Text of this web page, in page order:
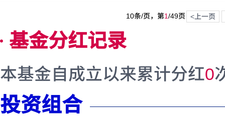
10条/页，第1/49页 <上一页
基金分红记录
本基金自成立以来累计分红0
投资组合